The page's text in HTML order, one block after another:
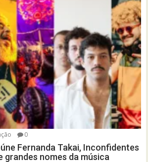
0
Fernanda Takai, Inconfidentes
grandes nomes da música